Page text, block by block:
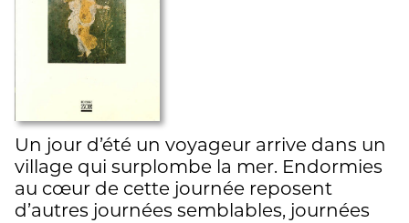
Un jour d’été un voyageur arrive dans un
village qui surplombe la mer. Endormies
au cœur de cette journée reposent
d’autres journées semblables, journées